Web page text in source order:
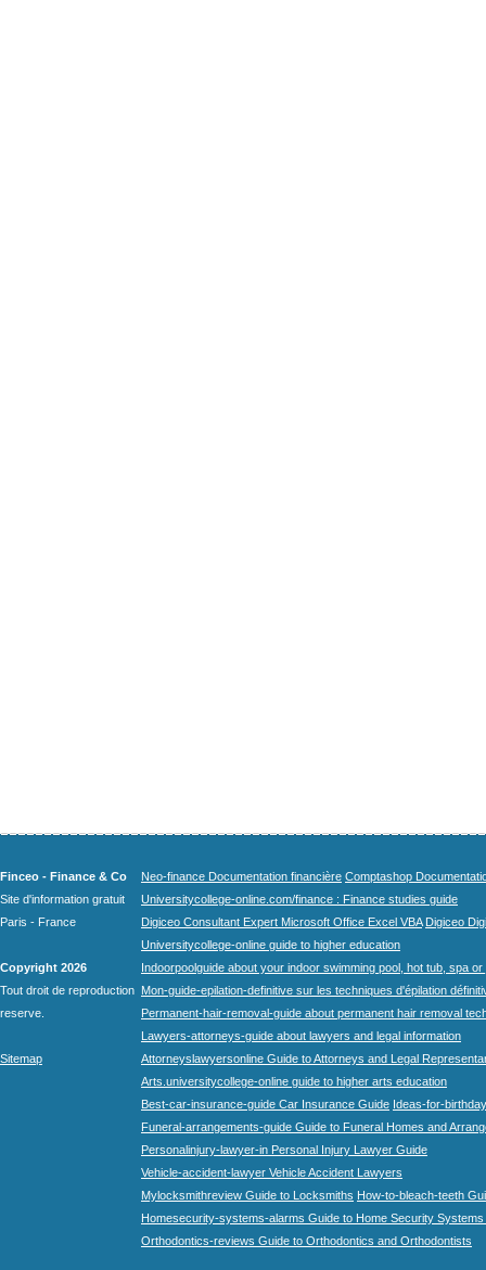
Finceo - Finance & Co
Site d'information gratuit
Paris - France
Copyright 2026
Tout droit de reproduction
reserve.
Sitemap
Neo-finance Documentation financière Comptashop
Universitycollege-online.com/finance : Finance studies guide
Digiceo Consultant Expert Microsoft Office Excel VBA Digiceo
Universitycollege-online guide to higher education
Indoorpoolguide about your indoor swimming pool, hot tub, spa
Mon-guide-epilation-definitive sur les techniques d'épilation
Permanent-hair-removal-guide about permanent hair removal
Lawyers-attorneys-guide about lawyers and legal information
Attorneyslawyersonline Guide to Attorneys and Legal
Arts.universitycollege-online guide to higher arts education
Best-car-insurance-guide Car Insurance Guide Ideas-for-
Funeral-arrangements-guide Guide to Funeral Homes and
Personalinjury-lawyer-in Personal Injury Lawyer Guide
Vehicle-accident-lawyer Vehicle Accident Lawyers
Mylocksmithreview Guide to Locksmiths How-to-bleach-teeth
Homesecurity-systems-alarms Guide to Home Security Systems
Orthodontics-reviews Guide to Orthodontics and Orthodontists